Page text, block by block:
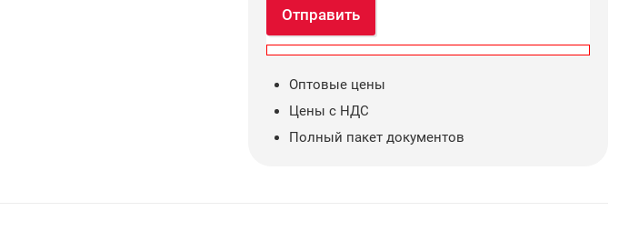
Отправить
Оптовые цены
Цены с НДС
Полный пакет документов